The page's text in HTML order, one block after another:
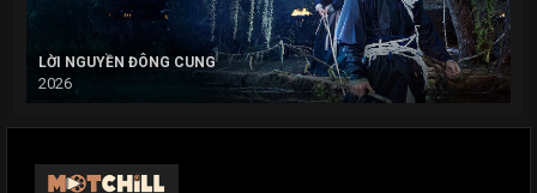
LỜI NGUYỀN ĐÔNG CUNG
2026